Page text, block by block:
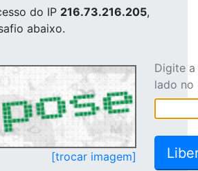
do IP 216.73.216.205,
abaixo.
[trocar imagem]
Digite
lado no